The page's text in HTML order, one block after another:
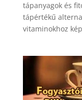
tápanyagok és
tápértékű
vitaminokhoz